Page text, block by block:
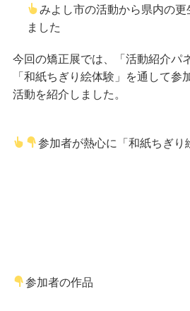
みよし市の活動から県内の
ました
今回の矯正展では、「活動紹介パ
「和紙ちぎり絵体験」を通して参
活動を紹介しました。
参加者が熱心に「和紙ちぎり
参加者の作品